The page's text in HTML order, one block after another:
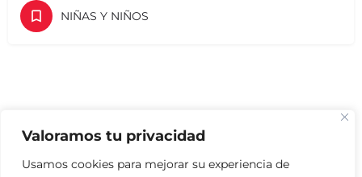
Valoramos tu privacidad
Usamos cookies para mejorar su experiencia de
NIÑAS Y NIÑOS